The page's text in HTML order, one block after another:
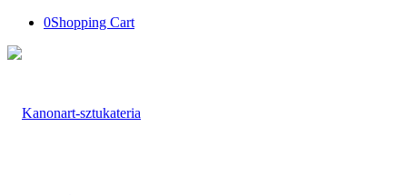
0Shopping Cart